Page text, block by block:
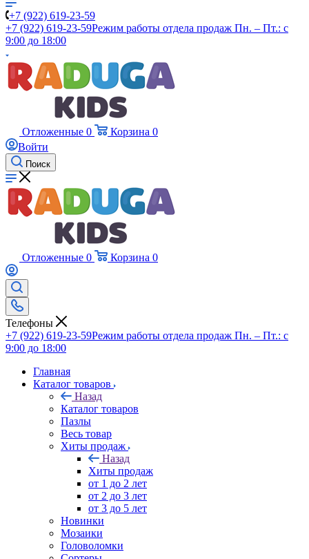
+7 (922) 619-23-59
+7 (922) 619-23-59Режим работы отдела продаж Пн. – Пт.: с
9:00 до 18:00
Отложенные 0 Корзина 0
Войти
Поиск
Отложенные 0 Корзина 0
Телефоны
+7 (922) 619-23-59Режим работы отдела продаж Пн. – Пт.: с
9:00 до 18:00
Главная
Каталог товаров
Назад
Каталог товаров
Пазлы
Весь товар
Хиты продаж
Назад
Хиты продаж
от 1 до 2 лет
от 2 до 3 лет
от 3 до 5 лет
Новинки
Мозаики
Головоломки